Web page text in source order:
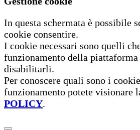
In questa schermata è possibile
cookie consentire.
I cookie necessari sono quelli
funzionamento della piattaforma
disabilitarli.
Per conoscere quali sono i
funzionamento potete visionare
POLICY.